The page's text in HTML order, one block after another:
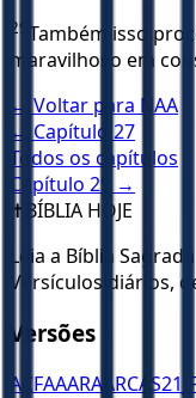
29 Também isso
maravilhoso em
← Voltar para NAA
← Capítulo 27
Todos os capítulos
Capítulo 29
→
✝️ BÍBLIA HOJE
Leia a Bíblia
Versículos diários,
Versões
ACFAAARA ARCAS21